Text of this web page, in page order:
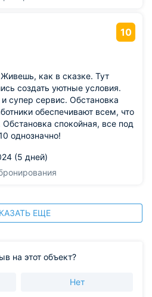
10
как в сказке. Тут
создать уютные условия.
супер сервис. Обстановка
обеспечивают всем, что
спокойная, все под
однозначно!
(5 дней)
ЕЩЕ
на этот объект?
Нет